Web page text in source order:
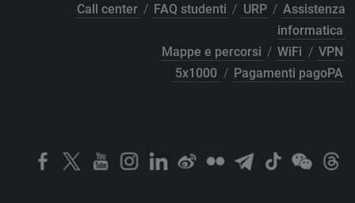
Call center / FAQ studenti / URP / Assistenza
informatica
Mappe e percorsi / WiFi / VPN
5x1000 / Pagamenti pagoPA